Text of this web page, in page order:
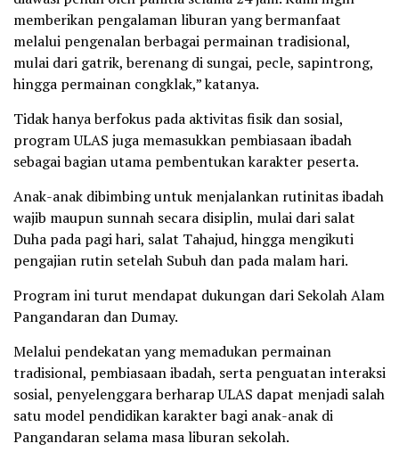
memberikan pengalaman liburan yang bermanfaat
melalui pengenalan berbagai permainan tradisional,
mulai dari gatrik, berenang di sungai, pecle, sapintrong,
hingga permainan congklak,” katanya.
Tidak hanya berfokus pada aktivitas fisik dan sosial,
program ULAS juga memasukkan pembiasaan ibadah
sebagai bagian utama pembentukan karakter peserta.
Anak-anak dibimbing untuk menjalankan rutinitas ibadah
wajib maupun sunnah secara disiplin, mulai dari salat
Duha pada pagi hari, salat Tahajud, hingga mengikuti
pengajian rutin setelah Subuh dan pada malam hari.
Program ini turut mendapat dukungan dari Sekolah Alam
Pangandaran dan Dumay.
Melalui pendekatan yang memadukan permainan
tradisional, pembiasaan ibadah, serta penguatan interaksi
sosial, penyelenggara berharap ULAS dapat menjadi salah
satu model pendidikan karakter bagi anak-anak di
Pangandaran selama masa liburan sekolah.